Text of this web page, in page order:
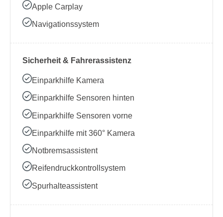
Apple Carplay
Navigationssystem
Sicherheit & Fahrerassistenz
Einparkhilfe Kamera
Einparkhilfe Sensoren hinten
Einparkhilfe Sensoren vorne
Einparkhilfe mit 360° Kamera
Notbremsassistent
Reifendruckkontrollsystem
Spurhalteassistent